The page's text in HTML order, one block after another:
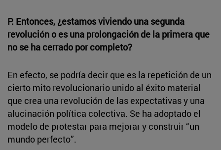
P. Entonces, ¿estamos viviendo una segunda
revolución o es una prolongación de la primera que
no se ha cerrado por completo?
En efecto, se podría decir que es la repetición de un
cierto mito revolucionario unido al éxito material
que crea una revolución de las expectativas y una
alucinación política colectiva. Se ha adoptado el
modelo de protestar para mejorar y construir “un
mundo perfecto”.